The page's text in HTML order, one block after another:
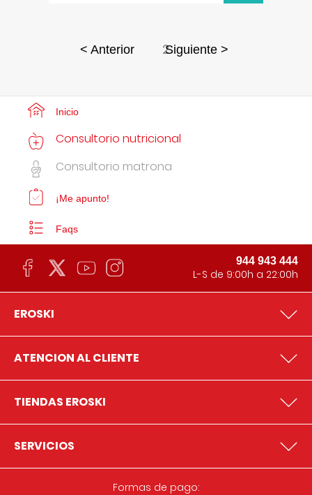
< Anterior 2Siguiente >
Inicio
Consultorio nutricional
Consultorio matrona
¡Me apunto!
Faqs
944 943 444
L-S de 9:00h a 22:00h
EROSKI
ATENCION AL CLIENTE
TIENDAS EROSKI
SERVICIOS
Formas de pago: